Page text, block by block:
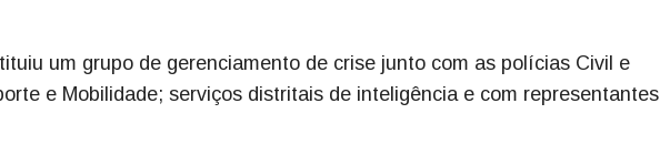
um grupo de gerenciamento de crise junto com as polícias Civil e
e Mobilidade; serviços distritais de inteligência e com representantes